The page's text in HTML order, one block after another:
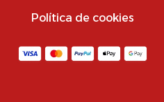
Política de cookies